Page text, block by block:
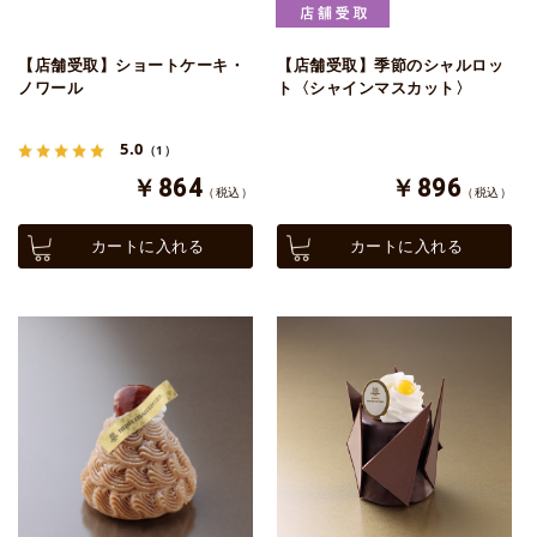
【店舗受取】ショートケーキ・
ノワール
5.0 （1）
￥864 （税込）
カートに入れる
【店舗受取】季節のシャルロッ
ト〈シャインマスカット〉
￥896 （税込）
カートに入れる